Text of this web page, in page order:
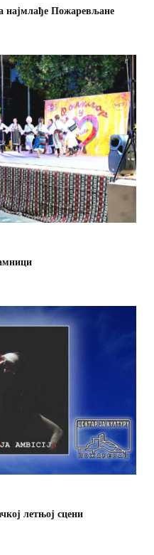
најмлађе Пожаревљане
летњој сцени